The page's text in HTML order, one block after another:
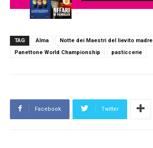
TAG Alma Notte dei Maestri del lievito madre
Panettone World Championship
pasticcerie
Facebook Twitter